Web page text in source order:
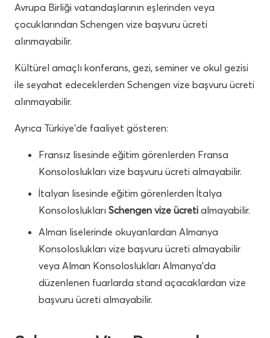
Avrupa Birliği vatandaşlarının eşlerinden veya
çocuklarından Schengen vize başvuru ücreti
alınmayabilir.
Kültürel amaçlı konferans, gezi, seminer ve okul gezisi
ile seyahat edeceklerden Schengen vize başvuru ücreti
alınmayabilir.
Ayrıca Türkiye’de faaliyet gösteren:
Fransız lisesinde eğitim görenlerden Fransa
Konsoloslukları vize başvuru ücreti almayabilir.
İtalyan lisesinde eğitim görenlerden İtalya
Konsoloslukları Schengen vize ücreti almayabilir.
Alman liselerinde okuyanlardan Almanya
Konsoloslukları vize başvuru ücreti almayabilir
veya Alman Konsoloslukları Almanya’da
düzenlenen fuarlarda stand açacaklardan vize
başvuru ücreti almayabilir.